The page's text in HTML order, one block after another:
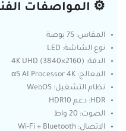
⚙️ المواصفات
المقاس: 75 بوصة
نوع الشاشة: LED
الدقة: 4K UHD (3840×2160)
المعالج: α5 AI Processor 4K
نظام التشغيل: WebOS
HDR: دعم HDR10
الصوت: 20 واط
الاتصال: Wi-Fi + Bluetooth